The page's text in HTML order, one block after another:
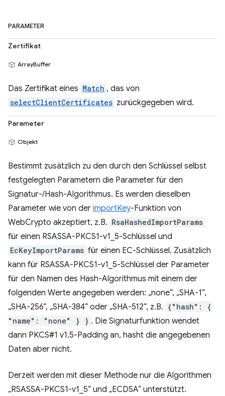
PARAMETER
Zertifikat
ArrayBuffer
Das Zertifikat eines Match , das von
selectClientCertificates zurückgegeben wird.
Parameter
Objekt
Bestimmt zusätzlich zu den durch den Schlüssel selbst
festgelegten Parametern die Parameter für den
Signatur-/Hash-Algorithmus. Es werden dieselben
Parameter wie von der importKey-Funktion von
WebCrypto akzeptiert, z.B. RsaHashedImportParams
für einen RSASSA-PKCS1-v1_5-Schlüssel und
EcKeyImportParams für einen EC-Schlüssel. Zusätzlich
kann für RSASSA-PKCS1-v1_5-Schlüssel der Parameter
für den Namen des Hash-Algorithmus mit einem der
folgenden Werte angegeben werden: „none“, „SHA-1“,
„SHA-256“, „SHA-384“ oder „SHA-512“, z.B. {"hash": {
"name": "none" } } . Die Signaturfunktion wendet
dann PKCS#1 v1.5-Padding an, hasht die angegebenen
Daten aber nicht.
Derzeit werden mit dieser Methode nur die Algorithmen
„RSASSA-PKCS1-v1_5“ und „ECDSA“ unterstützt.